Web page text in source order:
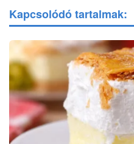
Kapcsolódó tartalmak: